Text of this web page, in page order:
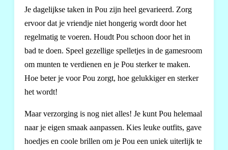
Je dagelijkse taken in Pou zijn heel gevarieerd. Zorg
ervoor dat je vriendje niet hongerig wordt door het
regelmatig te voeren. Houdt Pou schoon door het in
bad te doen. Speel gezellige spelletjes in de gamesroom
om munten te verdienen en je Pou sterker te maken.
Hoe beter je voor Pou zorgt, hoe gelukkiger en sterker
het wordt!
Maar verzorging is nog niet alles! Je kunt Pou helemaal
naar je eigen smaak aanpassen. Kies leuke outfits, gave
hoedjes en coole brillen om je Pou een uniek uiterlijk te